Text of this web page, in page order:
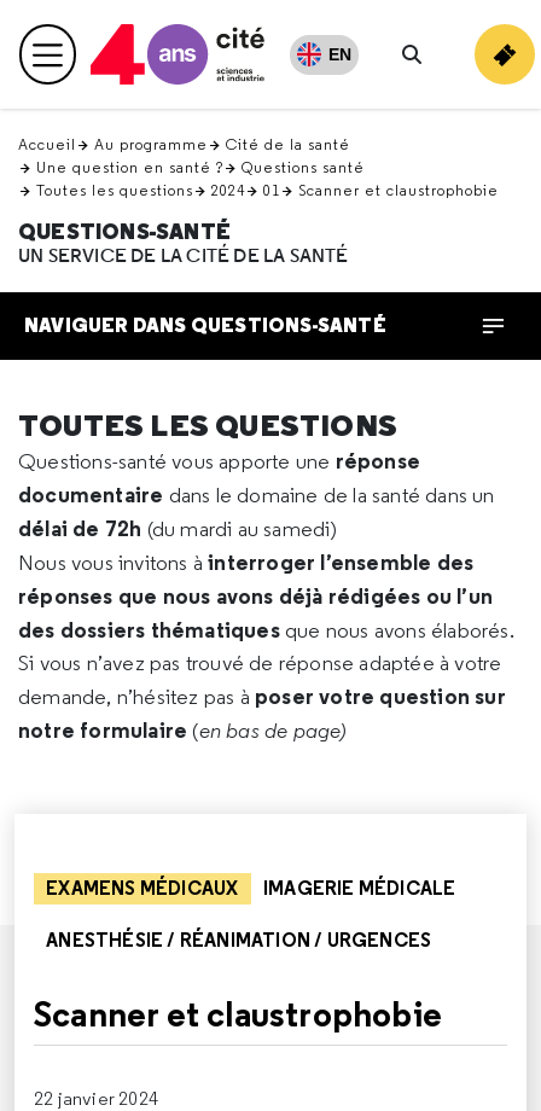
en
haut Menu principal EN
Rechercher
Accueil Au programme
Cité de la santé
Une question en santé ?
Questions santé
Toutes les questions
2024 01 Scanner et claustrophobie
QUESTIONS-SANTÉ
UN SERVICE DE LA CITÉ DE LA SANTÉ
NAVIGUER DANS QUESTIONS-SANTÉ
TOUTES LES QUESTIONS
Questions-santé vous apporte une réponse
documentaire dans le domaine de la santé dans un
délai de 72h (du mardi au samedi)
Nous vous invitons àinterroger l’ensemble des
réponses que nous avons déjà rédigées ou l’un
des dossiers thématiques que nous avons élaborés.
Si vous n’avez pas trouvé de réponse adaptée à votre
demande, n’hésitez pas à poser votre question sur
notre formulaire (en bas de page)
EXAMENS MÉDICAUX IMAGERIE MÉDICALE
ANESTHÉSIE / RÉANIMATION / URGENCES
Scanner et claustrophobie
22 janvier 2024